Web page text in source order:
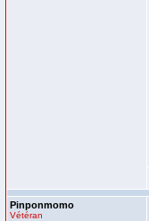
Pinponmomo
Vétéran